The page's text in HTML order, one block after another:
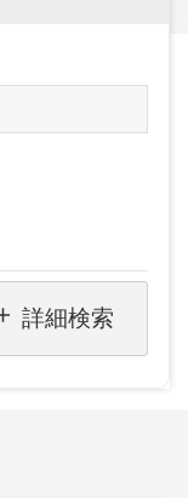
詳細検索